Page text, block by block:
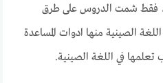
فقط شمت الدروس على طرق
الصينية منها ادوات المساعدة
في اللغة الصينية.